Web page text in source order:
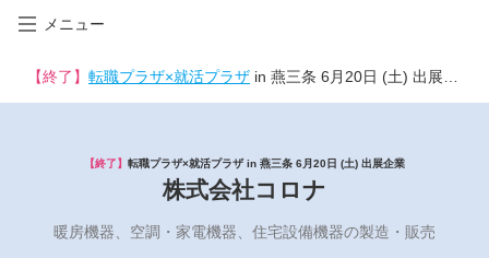
メニュー
【終了】 転職プラザ×就活プラザ in 燕三条 6月20日 (土) 出展企業
【終了】 転職プラザ×就活プラザ in 燕三条 6月20日 (土) 出展企業
株式会社コロナ
暖房機器、空調・家電機器、住宅設備機器の製造・販売